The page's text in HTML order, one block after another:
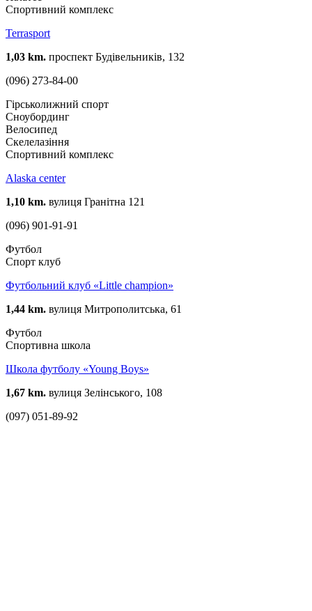
Спортивний комплекс
Terrasport
1,03 km. проспект Будівельників, 132
(096) 273-84-00
Гірськолижний спорт
Сноубординг
Велосипед
Скелелазіння
Спортивний комплекс
Alaska center
1,10 km. вулиця Гранітна 121
(096) 901-91-91
Футбол
Спорт клуб
Футбольний клуб «Little champion»
1,44 km. вулиця Митрополитська, 61
Футбол
Спортивна школа
Школа футболу «Young Boys»
1,67 km. вулиця Зелінського, 108
(097) 051-89-92